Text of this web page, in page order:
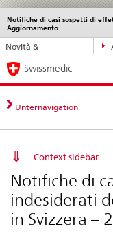
Navigazione
diretta:
novità,
aspetti
legali,
contatto
Novità &
Notifiche di casi sospetti di
Aggiornamento
Service
navigation
Navigation
Swissmedic
Unternavigation
Context sidebar
Notifiche di
indesiderati
in Svizzera –